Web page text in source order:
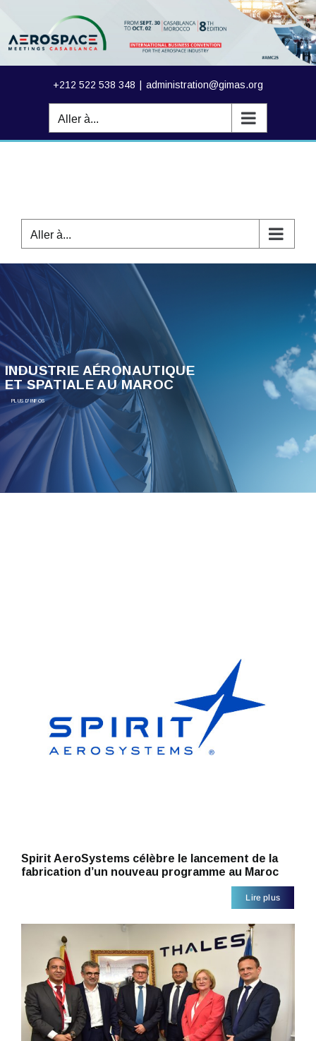
+212 522 538 348 administration@gimas.org
Aller à...
Aller à...
INDUSTRIE AÉRONAUTIQUE
ET SPATIALE AU MAROC
PLUS D'INFOS
Spirit AeroSystems célèbre le lancement de la
fabrication d’un nouveau programme au Maroc
Lire plus